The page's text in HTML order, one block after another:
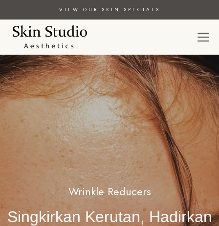
VIEW OUR SKIN SPECIALS
Wrinkle Reducers
Singkirkan Kerutan, Hadirkan